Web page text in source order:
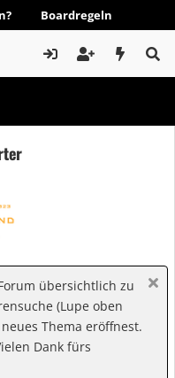
Boardregeln
übersichtlich zu
(Lupe oben
Thema eröffnest.
Dank fürs